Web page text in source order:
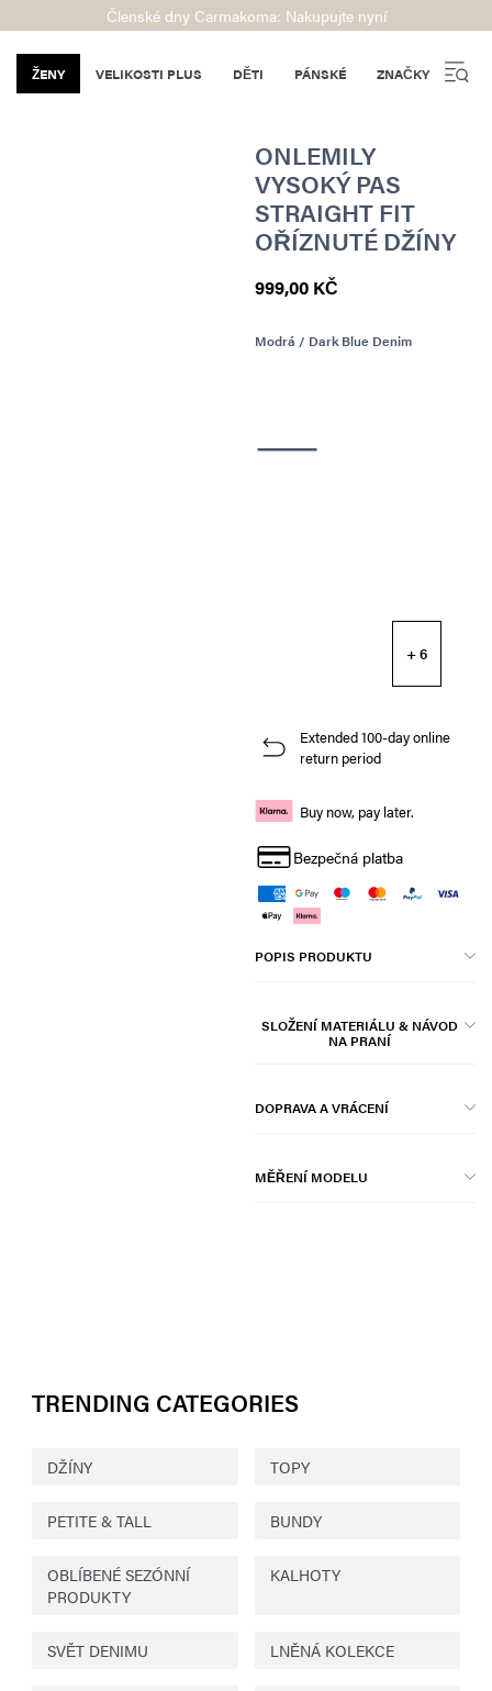
Členské dny Carmakoma: Nakupujte nyní
ŽENY VELIKOSTI PLUS DĚTI PÁNSKÉ ZNAČKY
ONLEMILY
VYSOKÝ PAS
STRAIGHT FIT
OŘÍZNUTÉ DŽÍNY
999,00 KČ
Modrá / Dark Blue Denim
+ 6
Extended 100-day online
return period
Buy now, pay later.
Bezpečná platba
POPIS PRODUKTU
SLOŽENÍ MATERIÁLU & NÁVOD
NA PRANÍ
DOPRAVA A VRÁCENÍ
MĚŘENÍ MODELU
TRENDING CATEGORIES
DŽÍNY TOPY
PETITE & TALL BUNDY
OBLÍBENÉ SEZÓNNÍ
PRODUKTY
KALHOTY
SVĚT DENIMU LNĚNÁ KOLEKCE